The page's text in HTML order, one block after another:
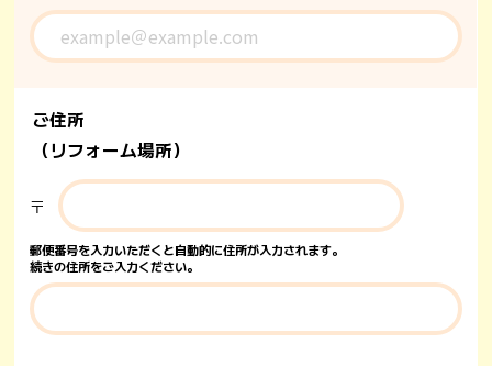
ご住所
（リフォーム場所）
〒
郵便番号を入力いただくと自動的に住所が入力されます。
続きの住所をご入力ください。